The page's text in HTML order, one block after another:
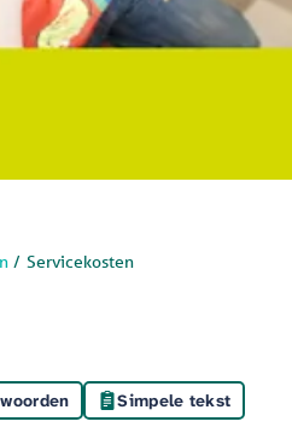
Servicekosten
Simpele tekst